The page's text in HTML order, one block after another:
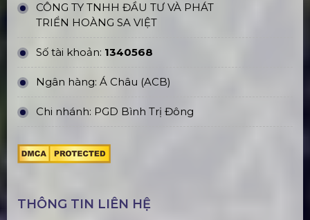
CÔNG TY TNHH ĐẦU TƯ VÀ PHÁT
TRIỂN HOÀNG SA VIỆT
Số tài khoản: 1340568
Ngân hàng: Á Châu (ACB)
Chi nhánh: PGD Bình Trị Đông
THÔNG TIN LIÊN HỆ